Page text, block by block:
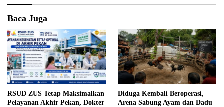
Baca Juga
RSUD ZUS Tetap Maksimalkan
Pelayanan Akhir Pekan, Dokter
Diduga Kembali Beroperasi,
Arena Sabung Ayam dan Dadu